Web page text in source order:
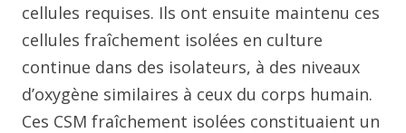
cellules requises. Ils ont ensuite maintenu ces
cellules fraîchement isolées en culture
continue dans des isolateurs, à des niveaux
d’oxygène similaires à ceux du corps humain.
Ces CSM fraîchement isolées constituaient un